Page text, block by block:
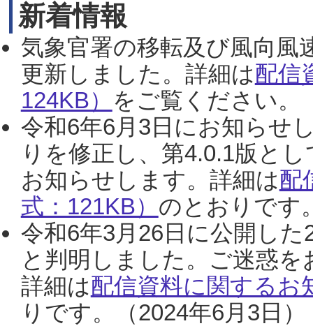
新着情報
気象官署の移転及び風向風
更新しました。詳細は配信
124KB） をご覧ください。
令和6年6月3日にお知らせ
りを修正し、第4.0.1版と
お知らせします。詳細は配
式：121KB） のとおりです
令和6年3月26日に公開し
と判明しました。ご迷惑
詳細は配信資料に関するお
りです。（2024年6月3日）